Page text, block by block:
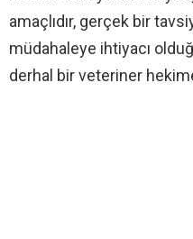
amaçlıdır, gerçek bir
müdahaleye ihtiyacı
derhal bir veteriner